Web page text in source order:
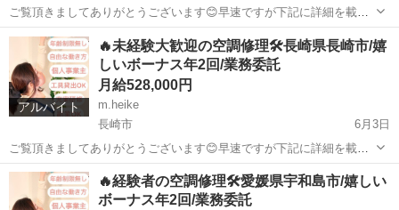
ご覧頂きましてありがとうございます😊早速ですが下記に詳細を載せ
ておりますのでご覧下さい⬇️ 【業務内容】 家庭用空調機の修理 業務委
託となります 【勤務地】 長崎県佐世保市を基本として稼働します。
【時間】 原則自由 ※アポ...
長崎 佐世保市 その他 業務委託
アルバイト
🔥未経験大歓迎の空調修理🛠️長崎県長崎市/嬉
しいボーナス年2回/業務委託
月給528,000円
m.heike
長崎市
6月3日
ご覧頂きましてありがとうございます😊早速ですが下記に詳細を載せ
ておりますのでご覧下さい⬇️ 【業務内容】 家庭用空調機の修理 業務委
託となります 【勤務地】 長崎県長崎市を基本として稼働します。
【時間】 原則自由 ※アポに...
長崎 長崎市 その他 業務委託
🔥経験者の空調修理🛠️愛媛県宇和島市/嬉しい
ボーナス年2回/業務委託